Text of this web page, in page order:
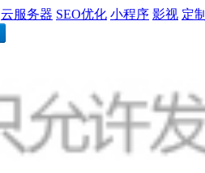
云服务器 SEO优化 小程序 影视 定